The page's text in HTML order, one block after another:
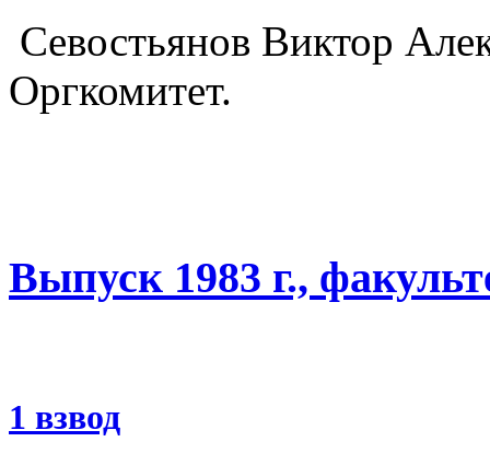
Севостьянов Виктор
Оргкомитет.
Выпуск 1983 г.,
1 взвод